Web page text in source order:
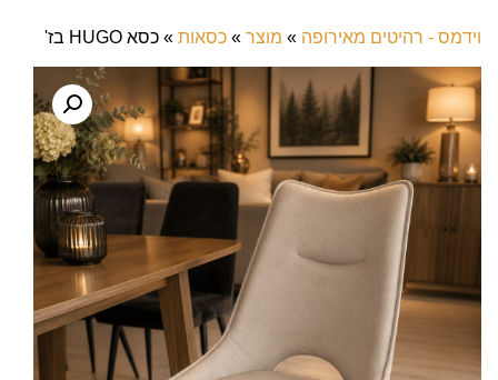
וידמס - רהיטים מאירופה » מוצר » כסאות » כסא HUGO בז'